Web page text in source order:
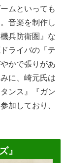
ムといっても
音楽を制作し
兵防衛圏』な
ライバの「テ
かで張りがあ
に、崎元氏は
ンス』『ガン
加しており、
』